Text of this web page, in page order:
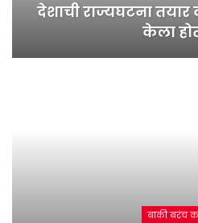
देशाची राज्यघटना तयार
केला
बाकी बरंच